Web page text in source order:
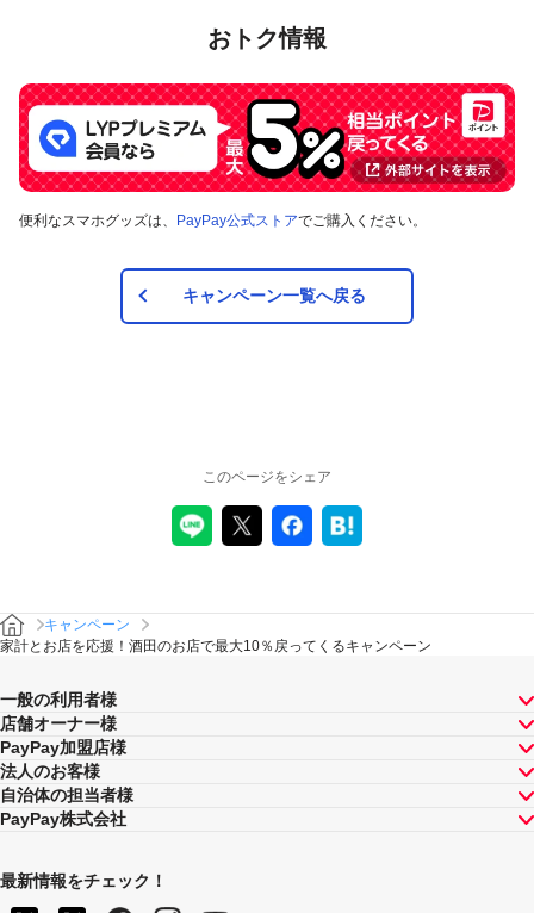
おトク情報
便利なスマホグッズは、 PayPay公式ストアでご購入ください。
キャンペーン一覧へ戻る
このページをシェア
キャンペーン
家計とお店を応援！酒田のお店で最大10％戻ってくるキャンペーン
一般の利用者様
店舗オーナー様
PayPay加盟店様
法人のお客様
自治体の担当者様
PayPay株式会社
最新情報をチェック！